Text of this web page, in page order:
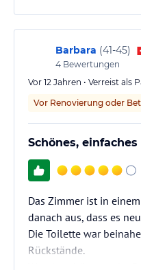
Barbara (41-45)
4 Bewertungen
Vor 12 Jahren • Verreist als
Vor Renovierung oder
Schönes, einfaches
Das Zimmer ist in
danach aus, dass es
Die Toilette war
Rückstände.